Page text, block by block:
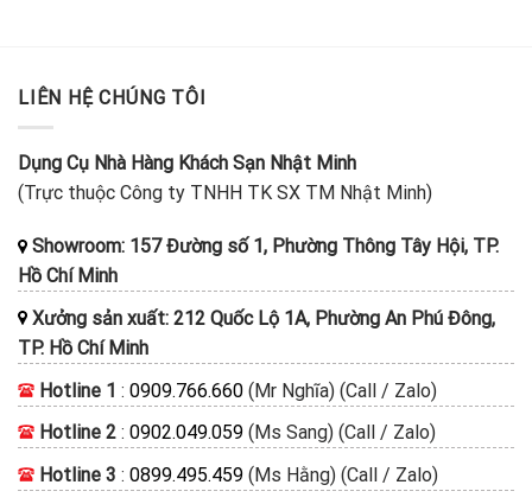
LIÊN HỆ CHÚNG TÔI
Dụng Cụ Nhà Hàng Khách Sạn Nhật Minh
(Trực thuộc Công ty TNHH TK SX TM Nhật Minh)
Showroom: 157 Đường số 1, Phường Thông Tây Hội, TP.
Hồ Chí Minh
Xưởng sản xuất: 212 Quốc Lộ 1A, Phường An Phú Đông,
TP. Hồ Chí Minh
Hotline 1 : 0909.766.660 (Mr Nghĩa) (Call / Zalo)
Hotline 2 : 0902.049.059 (Ms Sang) (Call / Zalo)
Hotline 3 : 0899.495.459 (Ms Hằng) (Call / Zalo)